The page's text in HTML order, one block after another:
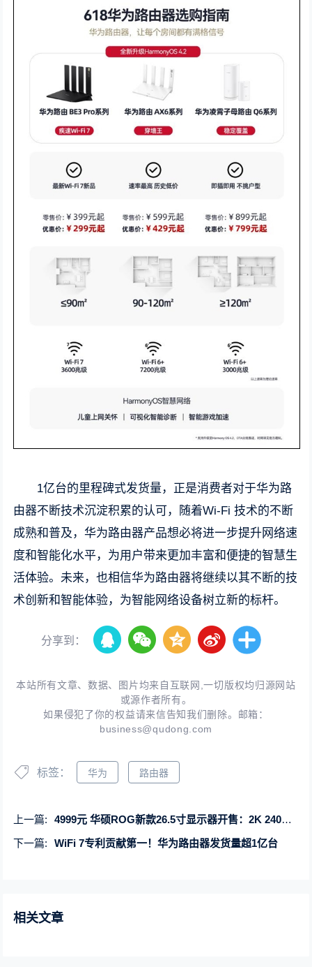
1亿台的里程碑式发货量，正是消费者对于华为路
由器不断技术沉淀积累的认可，随着Wi-Fi 技术的不断
成熟和普及，华为路由器产品想必将进一步提升网络速
度和智能化水平，为用户带来更加丰富和便捷的智慧生
活体验。未来，也相信华为路由器将继续以其不断的技
术创新和智能体验，为智能网络设备树立新的标杆。
分享到：
本站所有文章、数据、图片均来自互联网,一切版权均归源网站
或源作者所有。
如果侵犯了你的权益请来信告知我们删除。邮箱：
business@qudong.com
标签： 华为 路由器
上一篇:
4999元 华硕ROG新款26.5寸显示器开售：2K 240Hz OLED屏
下一篇:
WiFi 7专利贡献第一！华为路由器发货量超1亿台
相关文章